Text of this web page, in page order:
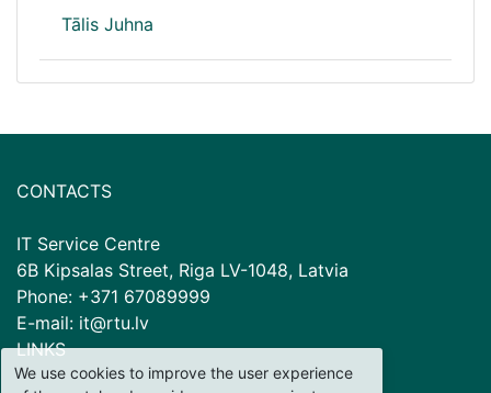
Tālis Juhna
CONTACTS
IT Service Centre
6B Kipsalas Street, Riga LV-1048, Latvia
Phone: +371 67089999
E-mail: it@rtu.lv
LINKS
We use cookies to improve the user experience